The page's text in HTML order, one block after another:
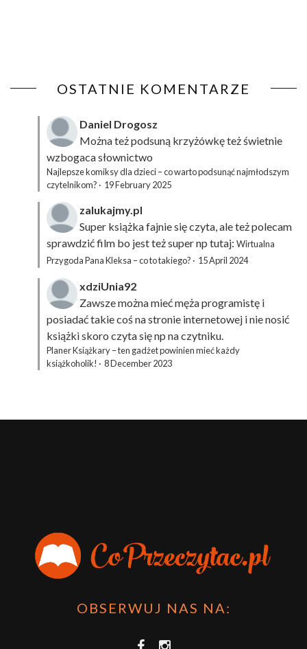
OSTATNIE KOMENTARZE
Daniel Drogosz
Można też podsuną krzyżówkęteż świetnie
wzbogaca słownictwo
Najlepsze komiksy dla dzieci – co warto podsunąć najmłodszym
czytelnikom? · 19 February 2025
zalukajmy.pl
Super książka fajnie się czyta, ale też polecam
sprawdzić film bo jest też super np tutaj: Wirtualna
Przygoda Pana Kleksa – co to takiego? · 15 April 2024
xdziUnia92
Zawsze można mieć męża programistę i
posiadać takie coś na stronie internetowej i nie nosić
książki skoro czyta się np na czytniku.
Planer Książkary – ten gadżet powinien mieć każdy
książkoholik! · 8 December 2023
OBSERWUJ NAS NA: